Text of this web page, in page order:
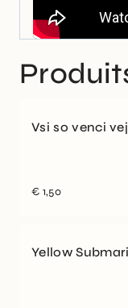
Vsi so venci
€ 1,50
Yellow